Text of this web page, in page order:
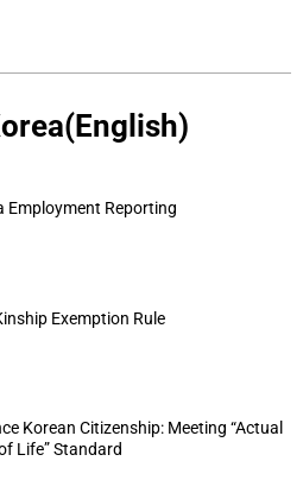
Employment Reporting
Exemption Rule
Korean Citizenship: Meeting “Actual
Life” Standard